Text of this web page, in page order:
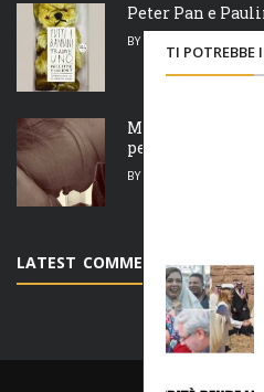
TI POTREBBE
Peter Pan e
BY
Madre natura è
perdona nulla
BY
LATEST COMMENTS